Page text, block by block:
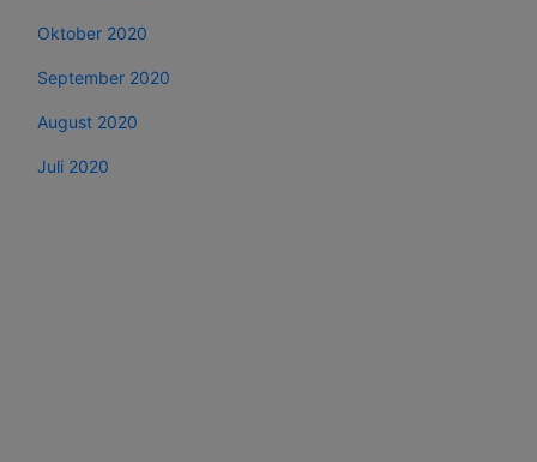
Oktober 2020
September 2020
August 2020
Juli 2020